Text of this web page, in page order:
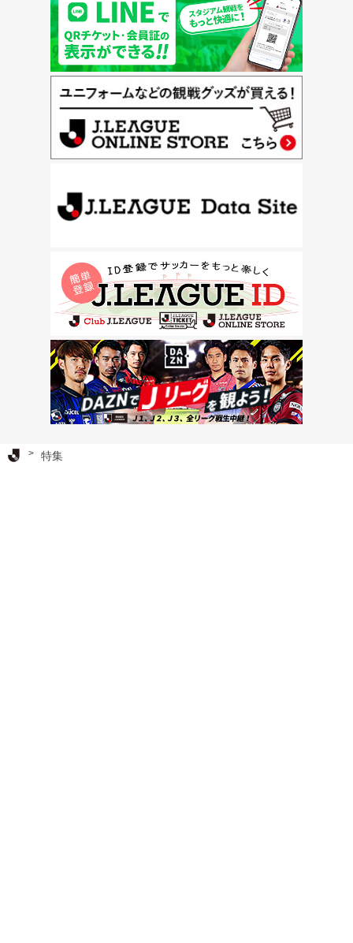
Ｊリーグ TOP
特集